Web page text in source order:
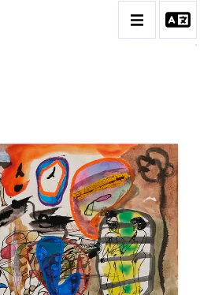
EMBRY
DES OEUVRES
1949
1954
1959